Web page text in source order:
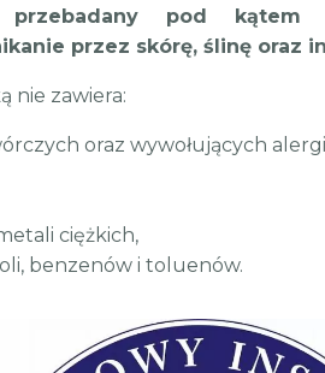
przebadany pod kątem
przez skórę, ślinę oraz
nie zawiera:
oraz wywołujących
ciężkich,
benzenów i toluenów.